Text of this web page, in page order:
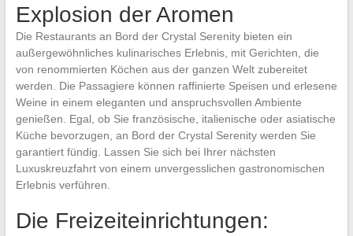
Explosion der Aromen
Die Restaurants an Bord der Crystal Serenity bieten ein
außergewöhnliches kulinarisches Erlebnis, mit Gerichten, die
von renommierten Köchen aus der ganzen Welt zubereitet
werden. Die Passagiere können raffinierte Speisen und erlesene
Weine in einem eleganten und anspruchsvollen Ambiente
genießen. Egal, ob Sie französische, italienische oder asiatische
Küche bevorzugen, an Bord der Crystal Serenity werden Sie
garantiert fündig. Lassen Sie sich bei Ihrer nächsten
Luxuskreuzfahrt von einem unvergesslichen gastronomischen
Erlebnis verführen.
Die Freizeiteinrichtungen: